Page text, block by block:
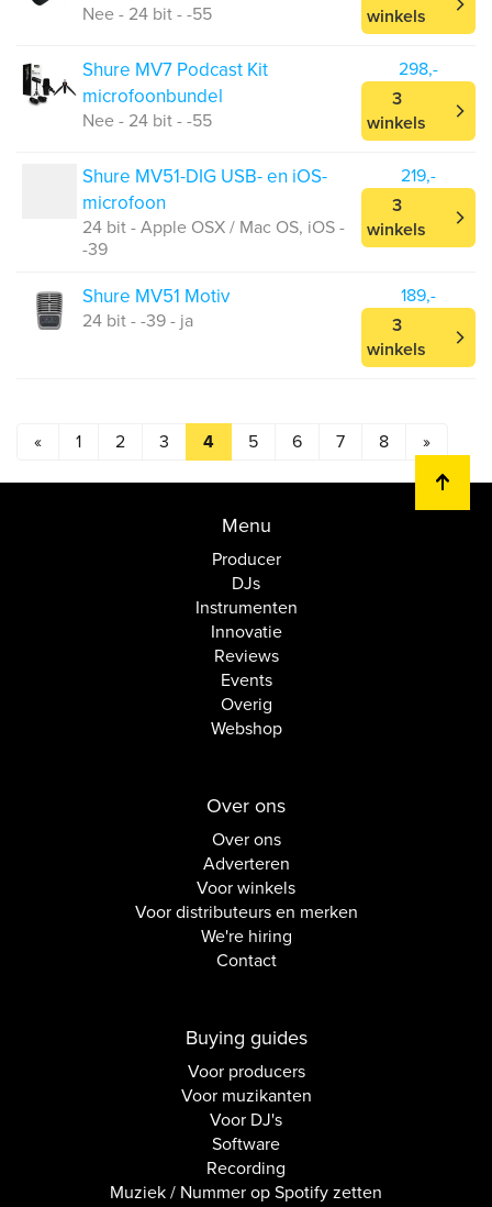
Nee - 24 bit - -55
winkels
Shure MV7 Podcast Kit
microfoonbundel
Nee - 24 bit - -55
298,-
3
winkels
Shure MV51-DIG USB- en iOS-
microfoon
24 bit - Apple OSX / Mac OS, iOS -
-39
219,-
3
winkels
Shure MV51 Motiv
24 bit - -39 - ja
189,-
3
winkels
« 1 2 3 4 5 6 7 8 »
Menu
Producer
DJs
Instrumenten
Innovatie
Reviews
Events
Overig
Webshop
Over ons
Over ons
Adverteren
Voor winkels
Voor distributeurs en merken
We're hiring
Contact
Buying guides
Voor producers
Voor muzikanten
Voor DJ's
Software
Recording
Muziek / Nummer op Spotify zetten